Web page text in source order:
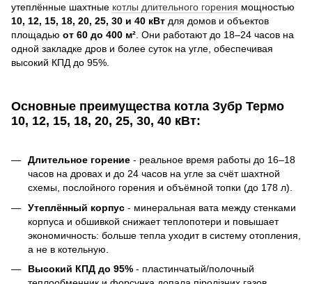
утеплённые шахтные котлы длительного горения мощностью
10, 12, 15, 18, 20, 25, 30 и 40 кВт для домов и объектов
площадью от 60 до 400 м² . Они работают до 18–24 часов на
одной закладке дров и более суток на угле, обеспечивая
высокий КПД до 95%.
Основные преимущества котла Зубр Термо
10, 12, 15, 18, 20, 25, 30, 40 кВт:
Длительное горение - реальное время работы до 16–18
часов на дровах и до 24 часов на угле за счёт шахтной
схемы, послойного горения и объёмной топки (до 178 л).
Утеплённый корпус - минеральная вата между стенками
корпуса и обшивкой снижает теплопотери и повышает
экономичность: больше тепла уходит в систему отопления,
а не в котельную.
Высокий КПД до 95% - пластинчатый/полочный